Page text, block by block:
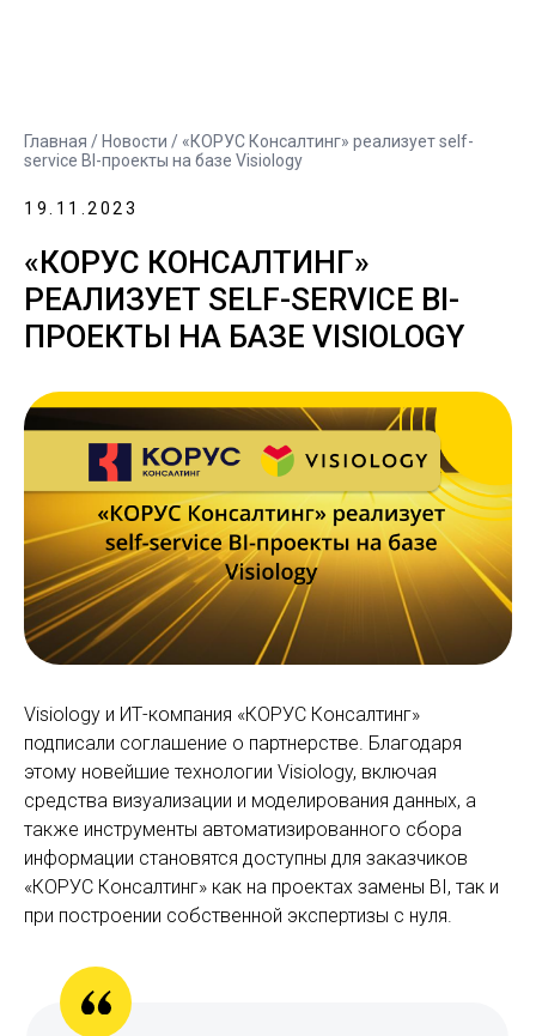
Главная / Новости / «КОРУС Консалтинг» реализует self-
service BI-проекты на базе Visiology
19.11.2023
«КОРУС КОНСАЛТИНГ»
РЕАЛИЗУЕТ SELF-SERVICE BI-
ПРОЕКТЫ НА БАЗЕ VISIOLOGY
Visiology и ИТ-компания «КОРУС Консалтинг»
подписали соглашение о партнерстве. Благодаря
этому новейшие технологии Visiology, включая
средства визуализации и моделирования данных, а
также инструменты автоматизированного сбора
информации становятся доступны для заказчиков
«КОРУС Консалтинг» как на проектах замены BI, так и
при построении собственной экспертизы с нуля.